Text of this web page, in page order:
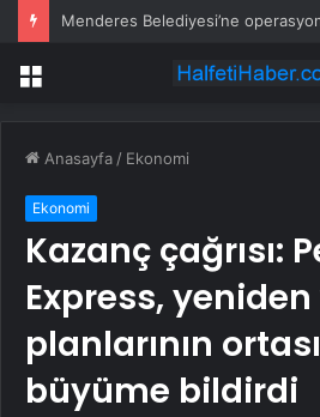
Menü
Anasayfa / Ekonomi
Ekonomi
Kazanç çağrısı:
Express,
planlarının
büyüme bildirdi